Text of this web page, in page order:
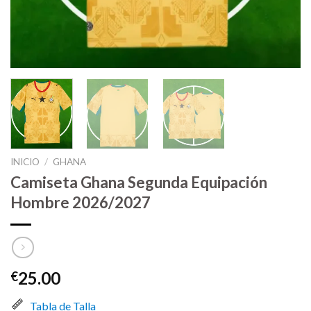
INICIO / GHANA
Camiseta Ghana Segunda Equipación
Hombre 2026/2027
€25.00
Tabla de Talla